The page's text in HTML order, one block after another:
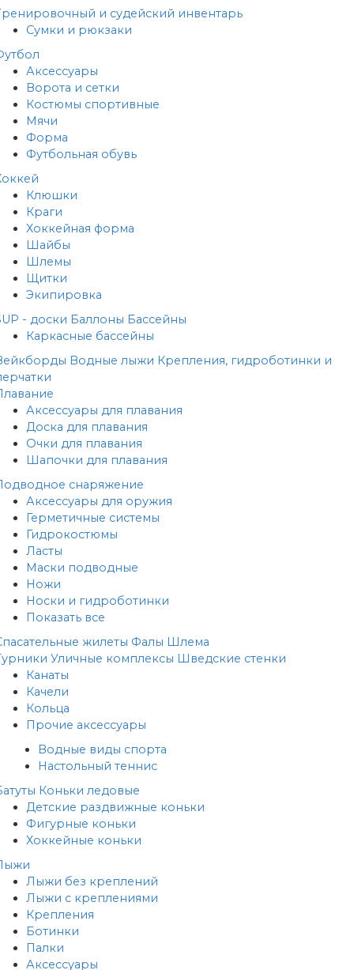
и судейский инвентарь
Сумки и рюкзаки
Аксессуары
Ворота и сетки
Костюмы спортивные
Мячи
Форма
Футбольная обувь
Клюшки
Краги
Хоккейная форма
Шайбы
Шлемы
Щитки
Экипировка
- доски Баллоны Бассейны
Каркасные бассейны
Водные лыжи Крепления, гидроботинки и
Аксессуары для плавания
Доска для плавания
Очки для плавания
Шапочки для плавания
снаряжение
Аксессуары для оружия
Герметичные системы
Гидрокостюмы
Ласты
Маски подводные
Ножи
Носки и гидроботинки
Показать все
жилеты Фалы Шлема
Уличные комплексы Шведские стенки
Канаты
Качели
Кольца
Прочие аксессуары
Водные виды спорта
Настольный теннис
Коньки ледовые
Детские раздвижные коньки
Фигурные коньки
Хоккейные коньки
Лыжи без креплений
Лыжи с креплениями
Крепления
Ботинки
Палки
Аксессуары